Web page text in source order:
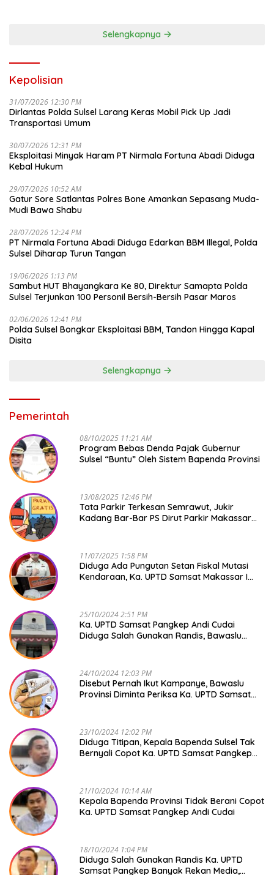
Selengkapnya
Kepolisian
31/07/2026 12:30 PM
Dirlantas Polda Sulsel Larang Keras Mobil Pick Up Jadi
Transportasi Umum
30/07/2026 12:31 PM
Eksploitasi Minyak Haram PT Nirmala Fortuna Abadi Diduga
Kebal Hukum
29/07/2026 10:52 AM
Gatur Sore Satlantas Polres Bone Amankan Sepasang Muda-
Mudi Bawa Shabu
28/07/2026 12:24 PM
PT Nirmala Fortuna Abadi Diduga Edarkan BBM Illegal, Polda
Sulsel Diharap Turun Tangan
19/06/2026 1:13 PM
Sambut HUT Bhayangkara Ke 80, Direktur Samapta Polda
Sulsel Terjunkan 100 Personil Bersih-Bersih Pasar Maros
02/06/2026 12:41 PM
Polda Sulsel Bongkar Eksploitasi BBM, Tandon Hingga Kapal
Disita
Selengkapnya
Pemerintah
08/10/2025 11:21 AM
Program Bebas Denda Pajak Gubernur
Sulsel “Buntu” Oleh Sistem Bapenda Provinsi
13/08/2025 12:46 PM
Tata Parkir Terkesan Semrawut, Jukir
Kadang Bar-Bar PS Dirut Parkir Makassar
11/07/2025 1:58 PM
Diduga Ada Pungutan Setan Fiskal Mutasi
Kendaraan, Ka. UPTD Samsat Makassar I
25/10/2024 2:51 PM
Ka. UPTD Samsat Pangkep Andi Cudai
Diduga Salah Gunakan Randis, Bawaslu
24/10/2024 12:03 PM
Disebut Pernah Ikut Kampanye, Bawaslu
Provinsi Diminta Periksa Ka. UPTD Samsat
23/10/2024 12:02 PM
Diduga Titipan, Kepala Bapenda Sulsel Tak
Bernyali Copot Ka. UPTD Samsat Pangkep
21/10/2024 10:14 AM
Kepala Bapenda Provinsi Tidak Berani Copot
Ka. UPTD Samsat Pangkep Andi Cudai
18/10/2024 1:04 PM
Diduga Salah Gunakan Randis Ka. UPTD
Samsat Pangkep Banyak Rekan Media,